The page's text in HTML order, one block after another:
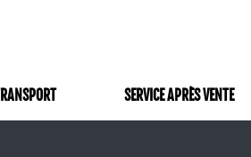
SERVICE APRÈS VENTE